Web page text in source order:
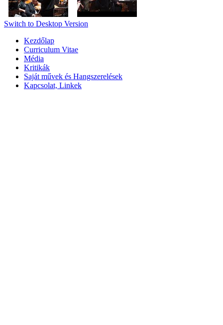
Switch to Desktop Version
Kezdőlap
Curriculum Vitae
Média
Kritikák
Saját művek és Hangszerelések
Kapcsolat, Linkek